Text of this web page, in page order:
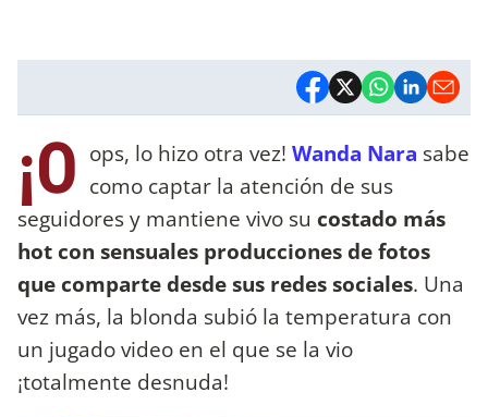
¡O ops, lo hizo otra vez! Wanda Nara sabe
como captar la atención de sus
seguidores y mantiene vivo su costado más
hot con sensuales producciones de fotos
que comparte desde sus redes sociales. Una
vez más, la blonda subió la temperatura con
un jugado video en el que se la vio
¡totalmente desnuda!